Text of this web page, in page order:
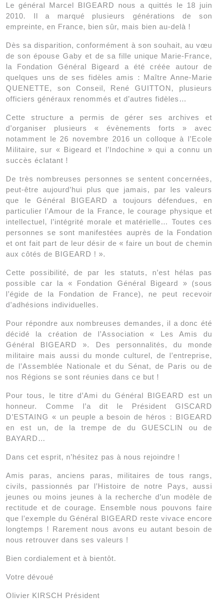
Le général Marcel BIGEARD nous a quittés le 18 juin
2010. Il a marqué plusieurs générations de son
empreinte, en France, bien sûr, mais bien au-delà !
Dès sa disparition, conformément à son souhait, au vœu
de son épouse Gaby et de sa fille unique Marie-France,
la Fondation Général Bigeard a été créée autour de
quelques uns de ses fidèles amis : Maître Anne-Marie
QUENETTE, son Conseil, René GUITTON, plusieurs
officiers généraux renommés et d’autres fidèles…
Cette structure a permis de gérer ses archives et
d’organiser plusieurs « évènements forts » avec
notamment le 26 novembre 2016 un colloque à l’Ecole
Militaire, sur « Bigeard et l’Indochine » qui a connu un
succès éclatant !
De très nombreuses personnes se sentent concernées,
peut-être aujourd’hui plus que jamais, par les valeurs
que le Général BIGEARD a toujours défendues, en
particulier l’Amour de la France, le courage physique et
intellectuel, l’intégrité morale et matérielle… Toutes ces
personnes se sont manifestées auprès de la Fondation
et ont fait part de leur désir de « faire un bout de chemin
aux côtés de BIGEARD ! ».
Cette possibilité, de par les statuts, n’est hélas pas
possible car la « Fondation Général Bigeard » (sous
l’égide de la Fondation de France), ne peut recevoir
d’adhésions individuelles.
Pour répondre aux nombreuses demandes, il a donc été
décidé la création de l’Association « Les Amis du
Général BIGEARD ». Des personnalités, du monde
militaire mais aussi du monde culturel, de l’entreprise,
de l’Assemblée Nationale et du Sénat, de Paris ou de
nos Régions se sont réunies dans ce but !
Pour tous, le titre d’Ami du Général BIGEARD est un
honneur. Comme l’a dit le Président GISCARD
D’ESTAING « un peuple a besoin de héros : BIGEARD
en est un, de la trempe de du GUESCLIN ou de
BAYARD…
Dans cet esprit, n’hésitez pas à nous rejoindre !
Amis paras, anciens paras, militaires de tous rangs,
civils, passionnés par l’Histoire de notre Pays, aussi
jeunes ou moins jeunes à la recherche d’un modèle de
rectitude et de courage. Ensemble nous pouvons faire
que l’exemple du Général BIGEARD reste vivace encore
longtemps ! Rarement nous avons eu autant besoin de
nous retrouver dans ses valeurs !
Bien cordialement et à bientôt.
Votre dévoué
Olivier KIRSCH Président